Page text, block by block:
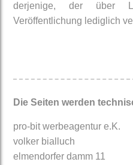
derjenige, der über
Veröffentlichung lediglich
Die Seiten werden
pro-bit werbeagentur e.K.
volker bialluch
elmendorfer damm 11